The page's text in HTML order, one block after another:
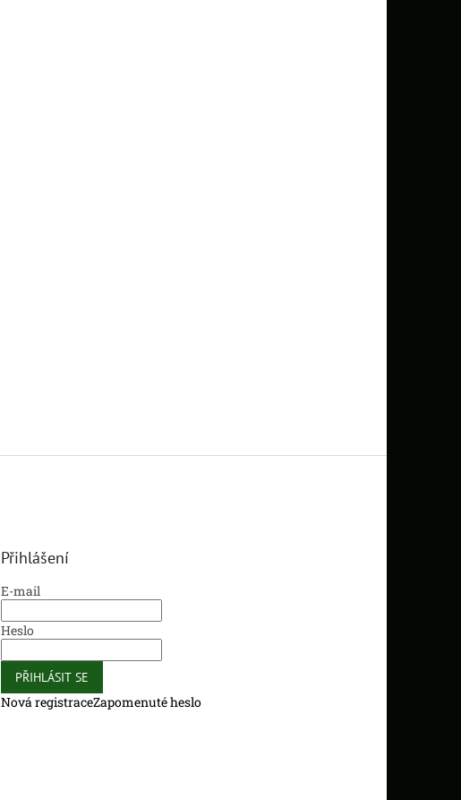
Přihlášení
E-mail
Heslo
PŘIHLÁSIT SE
Nová registraceZapomenuté heslo